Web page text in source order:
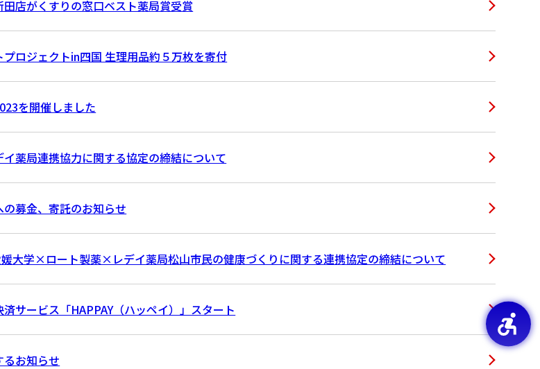
店がくすりの窓口ベスト薬局賞受賞
ロジェクトin四国 生理用品約５万枚を寄付
を開催しました
薬局連携協力に関する協定の締結について
募金、寄託のお知らせ
大学×ロート製薬×レデイ薬局松山市民の健康づくりに関する連携協定の締結について
サービス「HAPPAY（ハッペイ）」スタート
お知らせ